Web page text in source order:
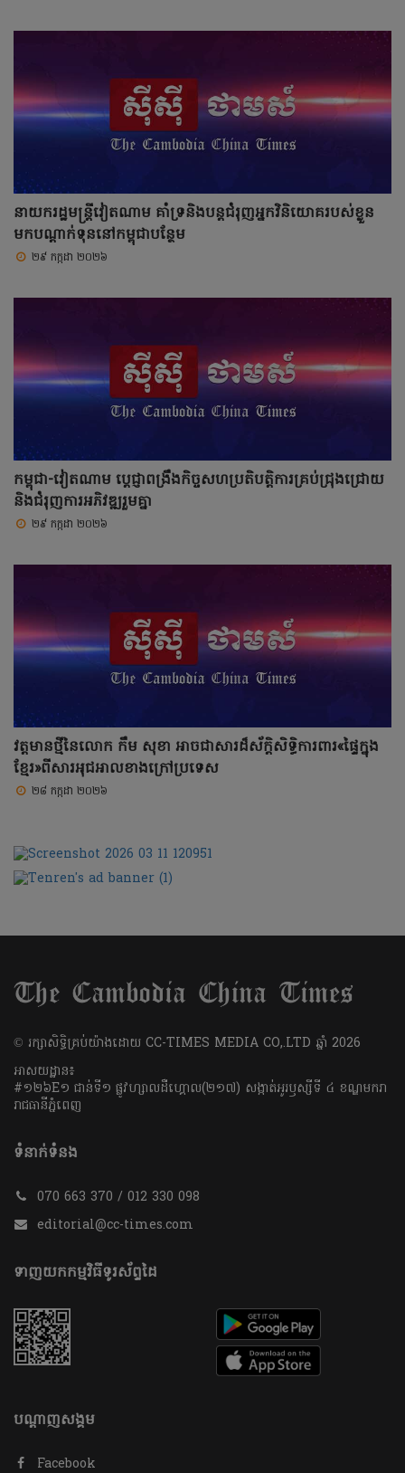
នាយករដ្ឋមន្ត្រីវៀតណាម គាំទ្រនិងបន្តជំរុញអ្នកវិនិយោគរបស់ខ្លួន
មកបណ្តាក់ទុននៅកម្ពុជាបន្ថែម
២៩ កក្កដា ២០២៦
កម្ពុជា-វៀតណាម ប្តេជ្ញាពង្រឹងកិច្ចសហប្រតិបត្តិការគ្រប់ជ្រុងជ្រោយ
និងជំរុញការអភិវឌ្ឍរួមគ្នា
២៩ កក្កដា ២០២៦
វត្តមានថ្មីនៃលោក កឹម សុខា អាចជាសារដ៏ស័ក្តិសិទ្ធិការពារ«ផ្ទៃក្នុង
ខ្មែរ»ពីសារអុជអាលខាងក្រៅប្រទេស
២៨ កក្កដា ២០២៦
​© រក្សា​សិទ្ធិ​គ្រប់​យ៉ាង​ដោយ​ CC-TIMES MEDIA CO,.LTD ឆ្នាំ​ 2026
អាសយដ្ឋាន៖
#១២៦E១ ជាន់ទី១ ផ្លូវហ្សាលដឺហ្គោល(២១៧) សង្កាត់អូរឫស្សីទី ៤ ខណ្ឌមករា
រាជធានីភ្នំពេញ
ទំនាក់ទំនង
070 663 370 / 012 330 098
editorial@cc-times.com
ទាញយកកម្មវិធីទូរស័ព្ទដៃ
បណ្តាញសង្គម
Facebook